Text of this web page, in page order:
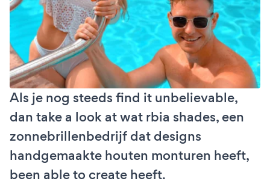
Als je nog steeds find it unbelievable,
dan take a look at wat rbia shades, een
zonnebrillenbedrijf dat designs
handgemaakte houten monturen heeft,
been able to create heeft.